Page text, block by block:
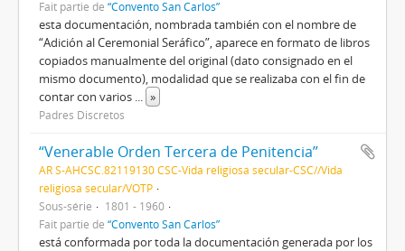
Fait partie de “Convento San Carlos”
esta documentación, nombrada también con el nombre de
“Adición al Ceremonial Seráfico”, aparece en formato de libros
copiados manualmente del original (dato consignado en el
mismo documento), modalidad que se realizaba con el fin de
contar con varios ... »
Padres Discretos
“Venerable Orden Tercera de Penitencia”
AR S-AHCSC.82119130 CSC-Vida religiosa secular-CSC//Vida
religiosa secular/VOTP
Sous-série
1801 - 1960
Fait partie de “Convento San Carlos”
está conformada por toda la documentación generada por los